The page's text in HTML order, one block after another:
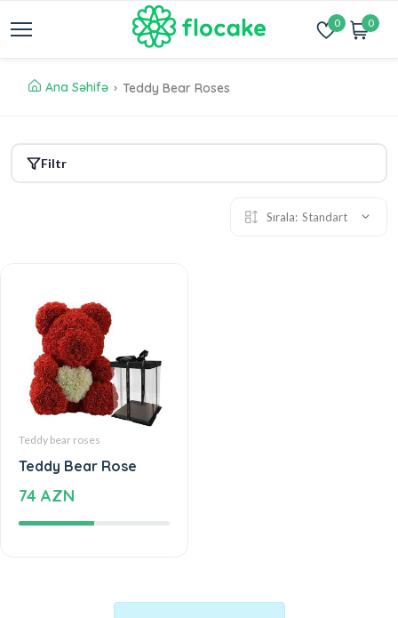
0 0
Ana Səhifə Teddy Bear Roses
Filtr
Sırala: Standart
Teddy bear roses
Teddy Bear Rose
74 AZN